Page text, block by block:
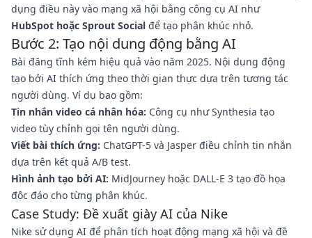
dụng điều này vào mạng xã hội bằng công cụ AI như
HubSpot hoặc Sprout Social để tạo phân khúc nhỏ.
Bước 2: Tạo nội dung động bằng AI
Bài đăng tĩnh kém hiệu quả vào năm 2025. Nội dung động
tạo bởi AI thích ứng theo thời gian thực dựa trên tương tác
người dùng. Ví dụ bao gồm:
Tin nhắn video cá nhân hóa: Công cụ như Synthesia tạo
video tùy chỉnh gọi tên người dùng.
Viết bài thích ứng: ChatGPT-5 và Jasper điều chỉnh tin nhắn
dựa trên kết quả A/B test.
Hình ảnh tạo bởi AI: MidJourney hoặc DALL-E 3 tạo đồ họa
độc đáo cho từng phân khúc.
Case Study: Đề xuất giày AI của Nike
Nike sử dụng AI để phân tích hoạt động mạng xã hội và đề